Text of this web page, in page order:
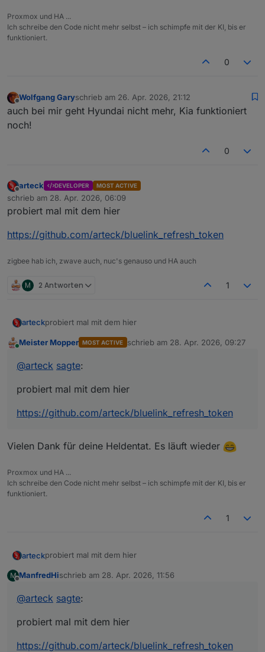
Proxmox und HA ...
Ich schreibe den Code nicht mehr selbst – ich schimpfe mit der KI, bis er
funktioniert.
0
Offline
Wolfgang Garyschrieb am 26. Apr. 2026, 21:12
zuletzt editiert von
auch bei mir geht Hyundai nicht mehr, Kia funktioniert
noch!
0
Offline
arteck DEVELOPER MOST ACTIVE
schrieb am 28. Apr. 2026, 06:09
zuletzt editiert von
probiert mal mit dem hier
https://github.com/arteck/bluelink_refresh_token
zigbee hab ich, zwave auch, nuc's genauso und HA auch
M 2 Antworten 1
arteckprobiert mal mit dem hier
https://github.com/arteck/bluelink_refresh_token
Meister Mopper MOST ACTIVE schrieb am 28. Apr. 2026, 09:27
zuletzt editiert von
@arteck sagte:
probiert mal mit dem hier
https://github.com/arteck/bluelink_refresh_token
Vielen Dank für deine Heldentat. Es läuft wieder
Proxmox und HA ...
Ich schreibe den Code nicht mehr selbst – ich schimpfe mit der KI, bis er
funktioniert.
1
arteckprobiert mal mit dem hier
https://github.com/arteck/bluelink_refresh_token
M ManfredHischrieb am 28. Apr. 2026, 11:56
zuletzt editiert von
@arteck sagte:
probiert mal mit dem hier
https://github.com/arteck/bluelink_refresh_token